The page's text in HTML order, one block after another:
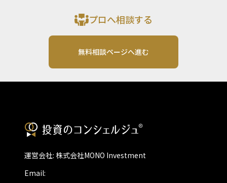
プロへ相談する
無料相談ページへ進む
運営会社: 株式会社MONO Investment
Email: